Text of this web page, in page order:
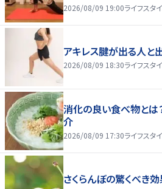
2026/08/09 19:00ライフスタ
アキレス腱が出る人と
2026/08/09 18:30ライフスタ
消化の良い食べ物とは
介
2026/08/09 17:30ライフスタ
さくらんぼの驚くべき